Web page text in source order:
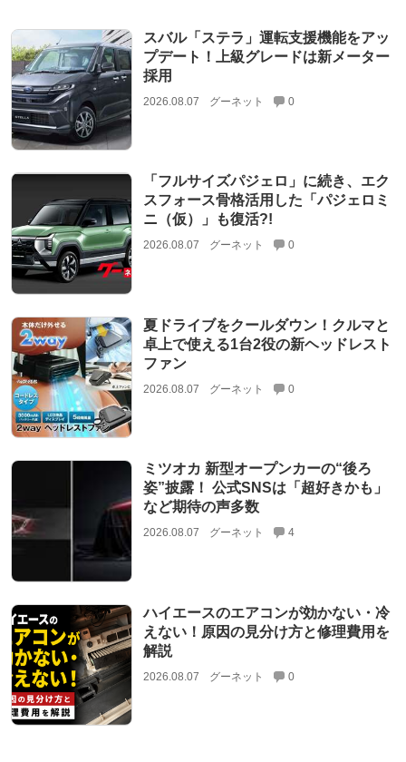
スバル「ステラ」運転支援機能をアッ
プデート！上級グレードは新メーター
採用
2026.08.07 グーネット 0
「フルサイズパジェロ」に続き、エク
スフォース骨格活用した「パジェロミ
ニ（仮）」も復活?!
2026.08.07 グーネット 0
夏ドライブをクールダウン！クルマと
卓上で使える1台2役の新ヘッドレスト
ファン
2026.08.07 グーネット 0
ミツオカ 新型オープンカーの“後ろ
姿”披露！ 公式SNSは「超好きかも」
など期待の声多数
2026.08.07 グーネット 4
ハイエースのエアコンが効かない・冷
えない！原因の見分け方と修理費用を
解説
2026.08.07 グーネット 0